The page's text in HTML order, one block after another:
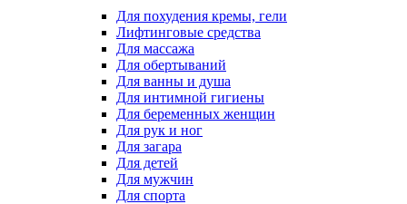
Для похудения кремы, гели
Лифтинговые средства
Для массажа
Для обертываний
Для ванны и душа
Для интимной гигиены
Для беременных женщин
Для рук и ног
Для загара
Для детей
Для мужчин
Для спорта